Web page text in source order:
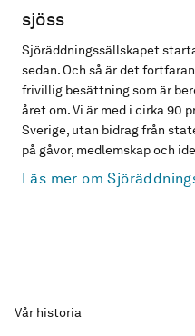
sjöss
Sjöräddningssällskapet
sedan. Och så är det
frivillig besättning som är
året om. Vi är med i cirka 90
Sverige, utan bidrag från
på gåvor, medlemskap och
Läs mer om
Vår historia